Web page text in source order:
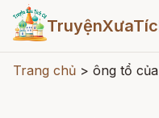
Trang chủ > ông tổ